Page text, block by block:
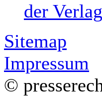
der
Sitemap
Impressum
©